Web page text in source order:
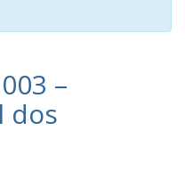
–
dos